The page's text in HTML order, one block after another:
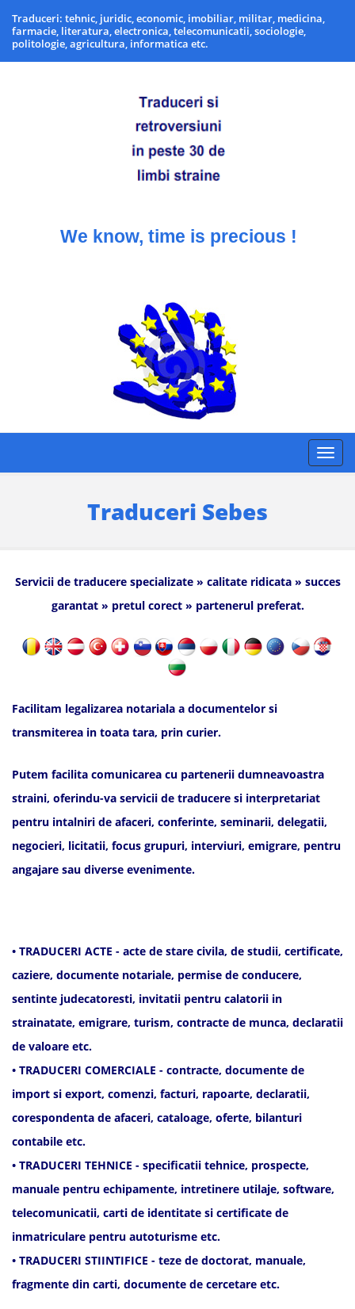
Traduceri: tehnic, juridic, economic, imobiliar, militar, medicina,
farmacie, literatura, electronica, telecomunicatii, sociologie,
politologie, agricultura, informatica etc.
We know, time is precious !
Traduceri Sebes
Servicii de traducere specializate » calitate ridicata » succes
garantat » pretul corect » partenerul preferat.
Facilitam legalizarea notariala a documentelor si
transmiterea in toata tara, prin curier.
Putem facilita comunicarea cu partenerii dumneavoastra
straini, oferindu-va servicii de traducere si interpretariat
pentru intalniri de afaceri, conferinte, seminarii, delegatii,
negocieri, licitatii, focus grupuri, interviuri, emigrare, pentru
angajare sau diverse evenimente.
• TRADUCERI ACTE - acte de stare civila, de studii, certificate,
caziere, documente notariale, permise de conducere,
sentinte judecatoresti, invitatii pentru calatorii in
strainatate, emigrare, turism, contracte de munca, declaratii
de valoare etc.
• TRADUCERI COMERCIALE - contracte, documente de
import si export, comenzi, facturi, rapoarte, declaratii,
corespondenta de afaceri, cataloage, oferte, bilanturi
contabile etc.
• TRADUCERI TEHNICE - specificatii tehnice, prospecte,
manuale pentru echipamente, intretinere utilaje, software,
telecomunicatii, carti de identitate si certificate de
inmatriculare pentru autoturisme etc.
• TRADUCERI STIINTIFICE - teze de doctorat, manuale,
fragmente din carti, documente de cercetare etc.